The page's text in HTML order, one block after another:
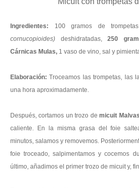
Ingredientes: 100 gramos de
cornucopioides) deshidratadas,250
Cárnicas Mulas, 1 vaso de vino, sal y
Elaboración: Troceamos las trompetas, las
una hora aproximadamente.
Después, cortamos un trozo demicuit
caliente. En la misma grasa del foie
minutos, salamos y removemos.
foie troceado, salpimentamos y cocemos
último, añadimos el primer trozo de micuit y,